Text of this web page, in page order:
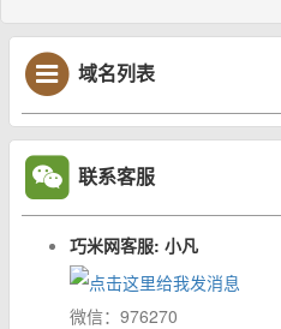
域名列表
联系客服
巧米网客服: 小凡
微信：976270